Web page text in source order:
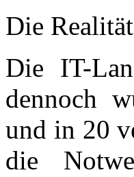
Die Realität
Die IT-
dennoch
und in 20
die